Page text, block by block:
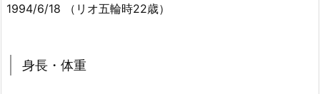
1994/6/18 （リオ五輪時22歳）
身長・体重